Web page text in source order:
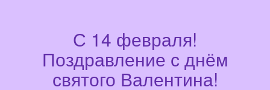
С 14 февраля!
Поздравление с днём
святого Валентина!